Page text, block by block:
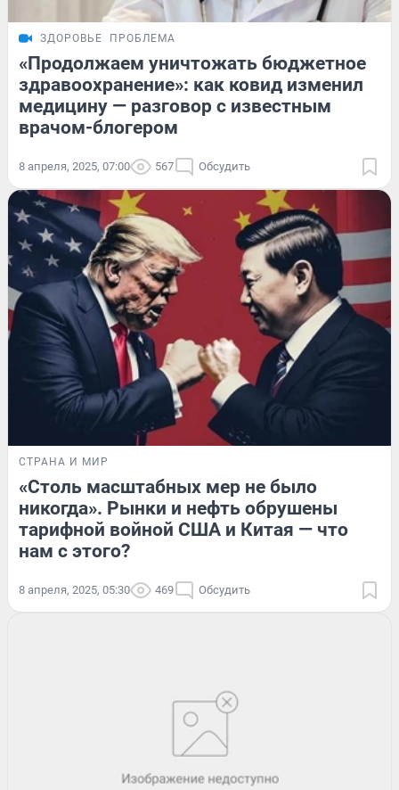
ЗДОРОВЬЕ ПРОБЛЕМА
«Продолжаем уничтожать бюджетное
здравоохранение»: как ковид изменил
медицину — разговор с известным
врачом-блогером
8 апреля, 2025, 07:00 567 Обсудить
СТРАНА И МИР
«Столь масштабных мер не было
никогда». Рынки и нефть обрушены
тарифной войной США и Китая — что
нам с этого?
8 апреля, 2025, 05:30 469 Обсудить